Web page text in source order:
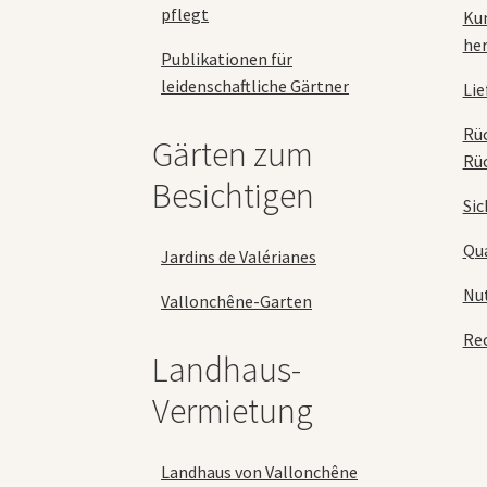
pflegt
Publikationen für
leidenschaftliche Gärtner
Gärten zum
Besichtigen
Jardins de Valérianes
Vallonchêne-Garten
Landhaus-
Vermietung
Landhaus von Vallonchêne